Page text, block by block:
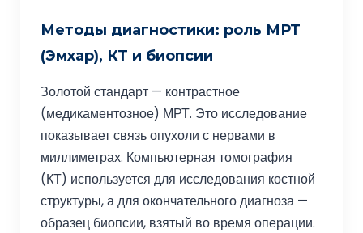
Методы диагностики: роль МРТ
(Эмхар), КТ и биопсии
Золотой стандарт — контрастное
(медикаментозное) МРТ. Это исследование
показывает связь опухоли с нервами в
миллиметрах. Компьютерная томография
(КТ) используется для исследования костной
структуры, а для окончательного диагноза —
образец биопсии, взятый во время операции.